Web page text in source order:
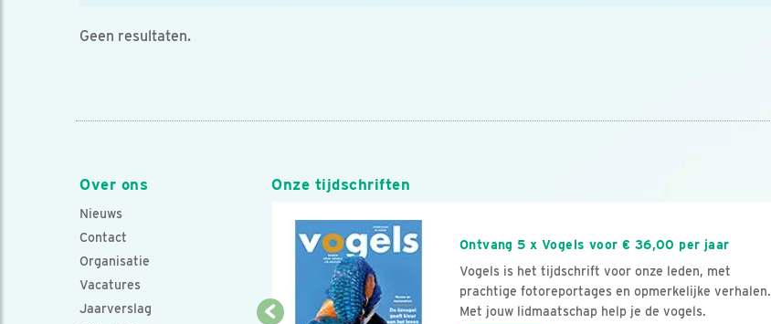
Geen resultaten.
Over ons
Nieuws
Contact
Organisatie
Vacatures
Jaarverslag
Onze tijdschriften
Ontvang 5 x Vogels voor € 36,00 per jaar
Vogels is het tijdschrift voor onze leden, met
prachtige fotoreportages en opmerkelijke verhalen.
Met jouw lidmaatschap help je de vogels.